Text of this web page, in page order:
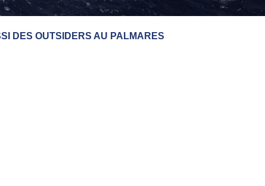
DES OUTSIDERS AU PALMARES